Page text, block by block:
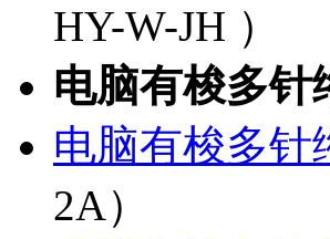
HY-W-JH ）
电脑有梭多针
电脑有梭多针
2A）